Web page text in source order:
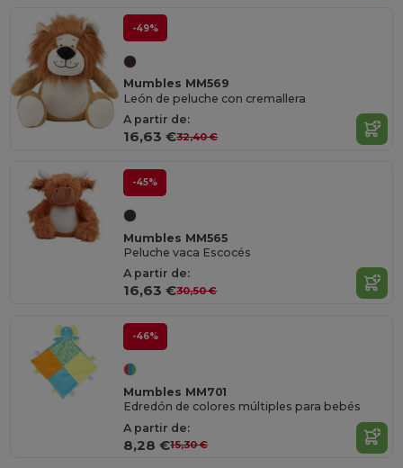
-49%
Mumbles MM569
León de peluche con cremallera
A partir de:
16,63 €32,40 €
-45%
Mumbles MM565
Peluche vaca Escocés
A partir de:
16,63 €30,50 €
-46%
Mumbles MM701
Edredón de colores múltiples para bebés
A partir de:
8,28 €15,30 €